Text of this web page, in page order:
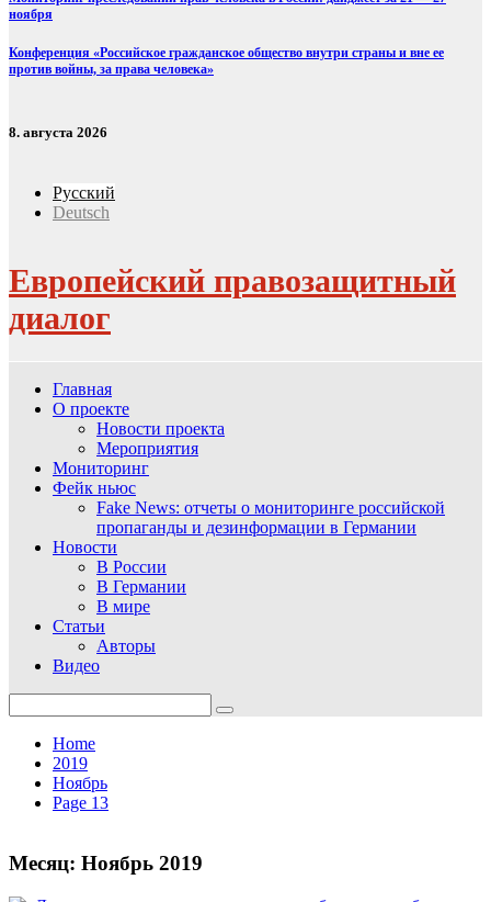
ноября
Конференция «Российское гражданское общество внутри страны и вне ее
против войны, за права человека»
8. августа 2026
Русский
Deutsch
Европейский правозащитный
диалог
Главная
О проекте
Новости проекта
Мероприятия
Мониторинг
Фейк ньюс
Fake News: отчеты о мониторинге российской
пропаганды и дезинформации в Германии
Новости
В России
В Германии
В мире
Статьи
Авторы
Видео
for:
Home
2019
Ноябрь
Page 13
Месяц: Ноябрь 2019